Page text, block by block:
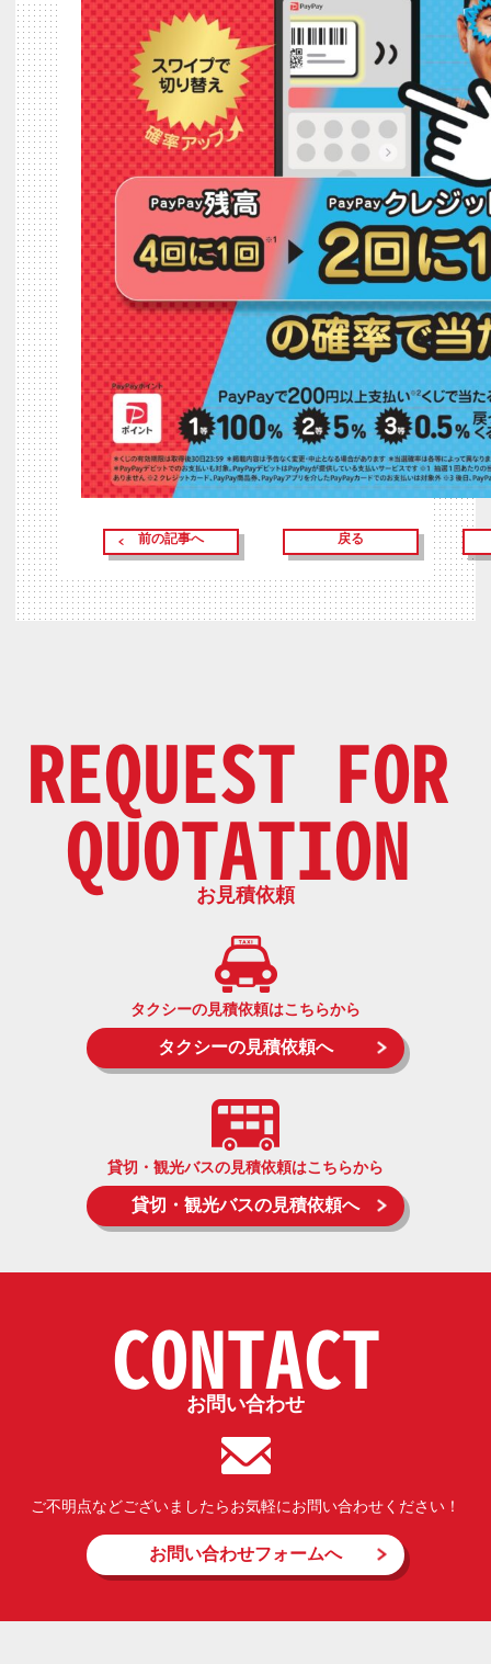
前の記事へ 戻る
REQUEST FOR
QUOTATION
お見積依頼
タクシーの見積依頼はこちらから
タクシーの見積依頼へ
貸切・観光バスの見積依頼はこちらから
貸切・観光バスの見積依頼へ
CONTACT
お問い合わせ
ご不明点などございましたらお気軽にお問い合わせください！
お問い合わせフォームへ